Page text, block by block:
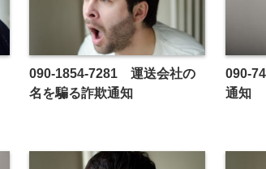
090-1854-7281 運送会社の
名を騙る詐欺通知
090-
通知